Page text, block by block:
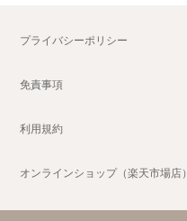
プライバシーポリシー
免責事項
利用規約
オンラインショップ（楽天市場店）